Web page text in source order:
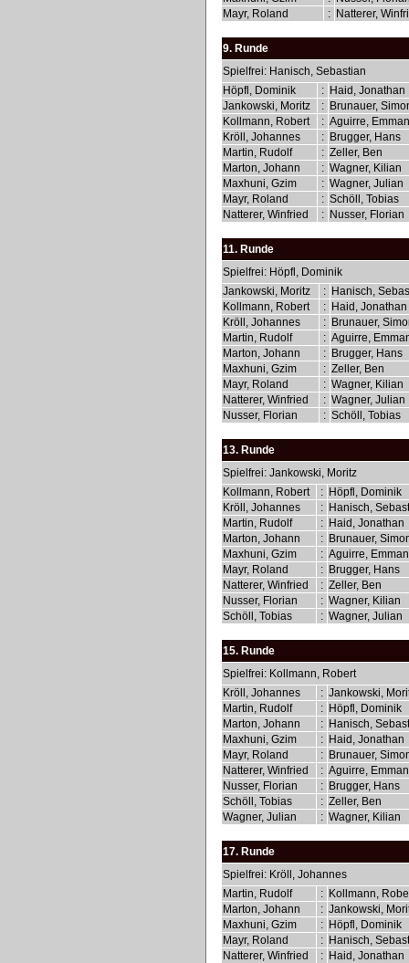
Mayr, Roland
: Natterer,
9. Runde
Spielfrei: Hanisch, Sebastian
Höpfl, Dominik
: Haid, Jonathan
Jankowski, Moritz
: Brunauer,
Kollmann, Robert
: Aguirre,
Kröll, Johannes
: Brugger, Hans
Martin, Rudolf
: Zeller, Ben
Marton, Johann
: Wagner, Kilian
Maxhuni, Gzim
: Wagner, Julian
Mayr, Roland
: Schöll, Tobias
Natterer, Winfried
: Nusser, Florian
11. Runde
Spielfrei: Höpfl, Dominik
Jankowski, Moritz
: Hanisch,
Kollmann, Robert
: Haid, Jonathan
Kröll, Johannes
: Brunauer,
Martin, Rudolf
: Aguirre,
Marton, Johann
: Brugger, Hans
Maxhuni, Gzim
: Zeller, Ben
Mayr, Roland
: Wagner, Kilian
Natterer, Winfried
: Wagner, Julian
Nusser, Florian
: Schöll, Tobias
13. Runde
Spielfrei: Jankowski, Moritz
Kollmann, Robert
: Höpfl, Dominik
Kröll, Johannes
: Hanisch,
Martin, Rudolf
: Haid, Jonathan
Marton, Johann
: Brunauer,
Maxhuni, Gzim
: Aguirre,
Mayr, Roland
: Brugger, Hans
Natterer, Winfried
: Zeller, Ben
Nusser, Florian
: Wagner, Kilian
Schöll, Tobias
: Wagner, Julian
15. Runde
Spielfrei: Kollmann, Robert
Kröll, Johannes
: Jankowski,
Martin, Rudolf
: Höpfl, Dominik
Marton, Johann
: Hanisch,
Maxhuni, Gzim
: Haid, Jonathan
Mayr, Roland
: Brunauer,
Natterer, Winfried
: Aguirre,
Nusser, Florian
: Brugger, Hans
Schöll, Tobias
: Zeller, Ben
Wagner, Julian
: Wagner, Kilian
17. Runde
Spielfrei: Kröll, Johannes
Martin, Rudolf
: Kollmann,
Marton, Johann
: Jankowski,
Maxhuni, Gzim
: Höpfl, Dominik
Mayr, Roland
: Hanisch,
Natterer, Winfried
: Haid, Jonathan